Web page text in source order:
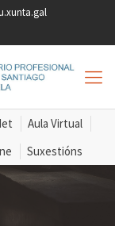
Aula Virtual
Suxestións